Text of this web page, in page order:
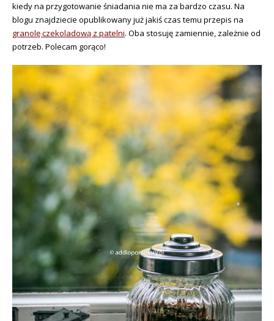
kiedy na przygotowanie śniadania nie ma za bardzo czasu. Na
blogu znajdziecie opublikowany już jakiś czas temu przepis na
granolę czekoladową z patelni. Oba stosuję zamiennie, zależnie od
potrzeb. Polecam gorąco!